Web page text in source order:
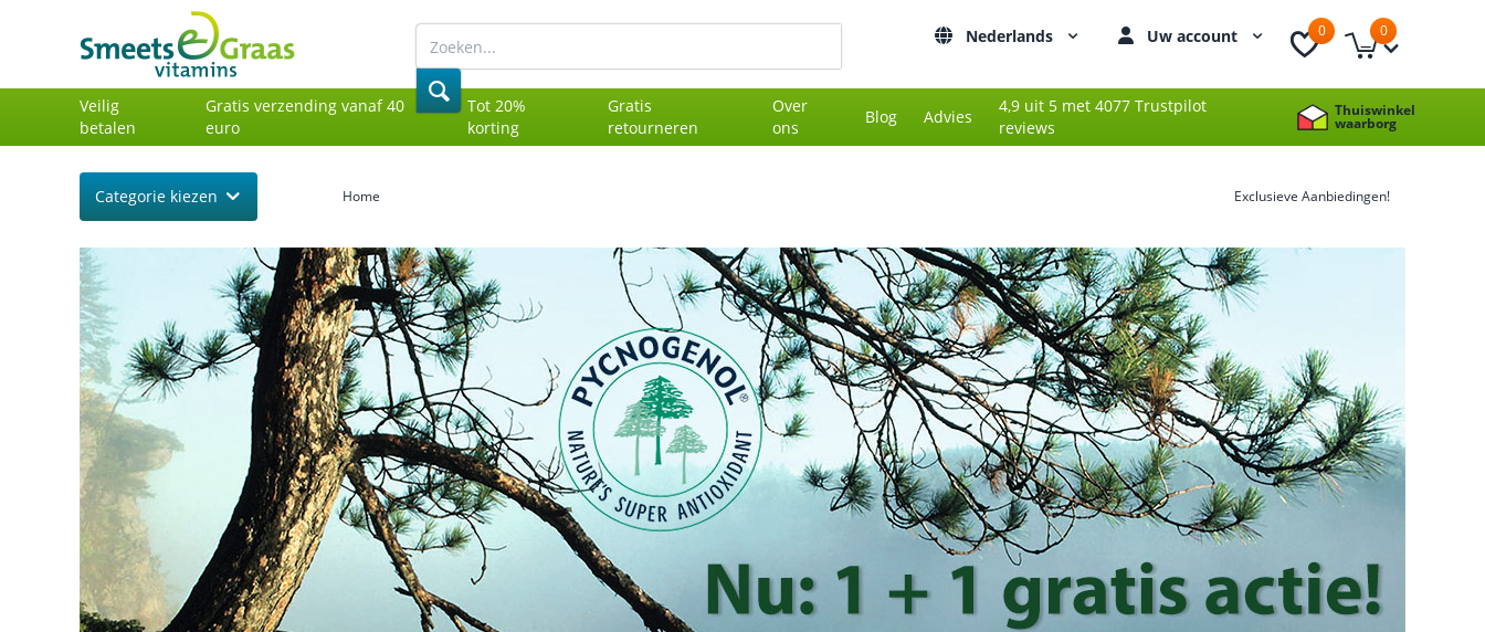
Nederlands Uw account 0 0
Veilig
betalen
Gratis verzending vanaf 40
euro
Tot 20%
korting
Gratis
retourneren
Over
ons
Blog Advies
4,9 uit 5 met 4077 Trustpilot
reviews
Thuiswinkel
waarborg
Categorie kiezen Home Exclusieve Aanbiedingen!